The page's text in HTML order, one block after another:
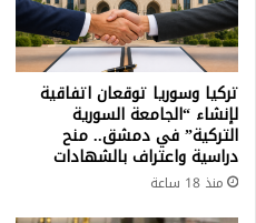
تركيا وسوريا توقعان اتفاقية
لإنشاء “الجامعة السورية
التركية” في دمشق.. منح
دراسية واعتراف بالشهادات
منذ 18 ساعة